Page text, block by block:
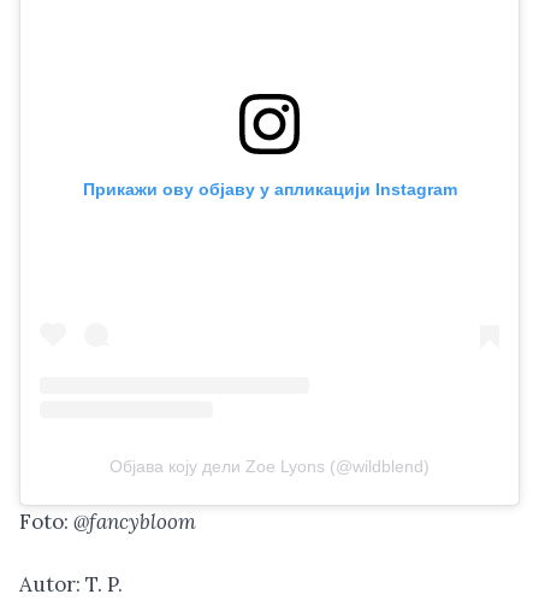
Прикажи ову објаву у апликацији Instagram
Објава коју дели Zoe Lyons (@wildblend)
Foto: @fancybloom
Autor: T. P.